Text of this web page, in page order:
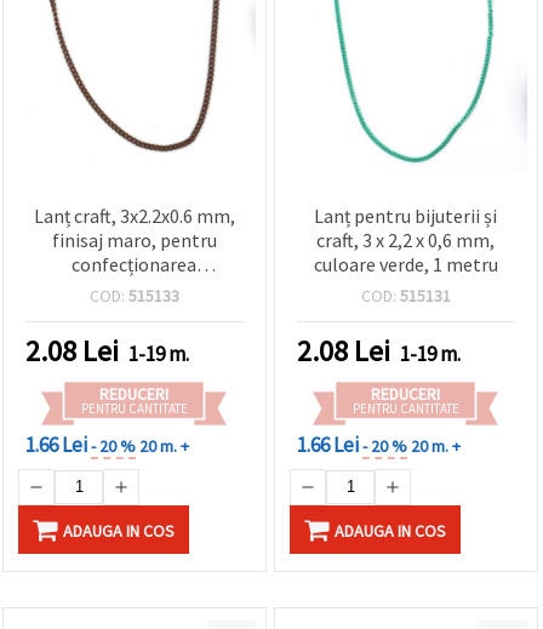
Lanț craft, 3x2.2x0.6 mm,
finisaj maro, pentru
confecționarea
bijuteriilor – 1 metru
COD: 515133
2.08 Lei 1-19 m.
REDUCERI
PENTRU CANTITATE
1.66 Lei- 20 % 20 m. +
ADAUGA IN COS
Lanț pentru bijuterii și
craft, 3 x 2,2 x 0,6 mm,
culoare verde, 1 metru
COD: 515131
2.08 Lei 1-19 m.
REDUCERI
PENTRU CANTITATE
1.66 Lei- 20 % 20 m. +
ADAUGA IN COS